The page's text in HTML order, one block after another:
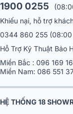
1900 0255
Khiếu nại, hỗ trợ
0344 860 255
Hỗ Trợ Kỹ Thuật Bảo
Miền Bắc : 096 169
Miền Nam: 086 551
HỆ THỐNG 18